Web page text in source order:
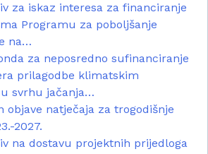
za iskaz interesa za financiranje
Programu za poboljšanje
na…
za neposredno sufinanciranje
prilagodbe klimatskim
svrhu jačanja…
objave natječaja za trogodišnje
2027.
na dostavu projektnih prijedloga